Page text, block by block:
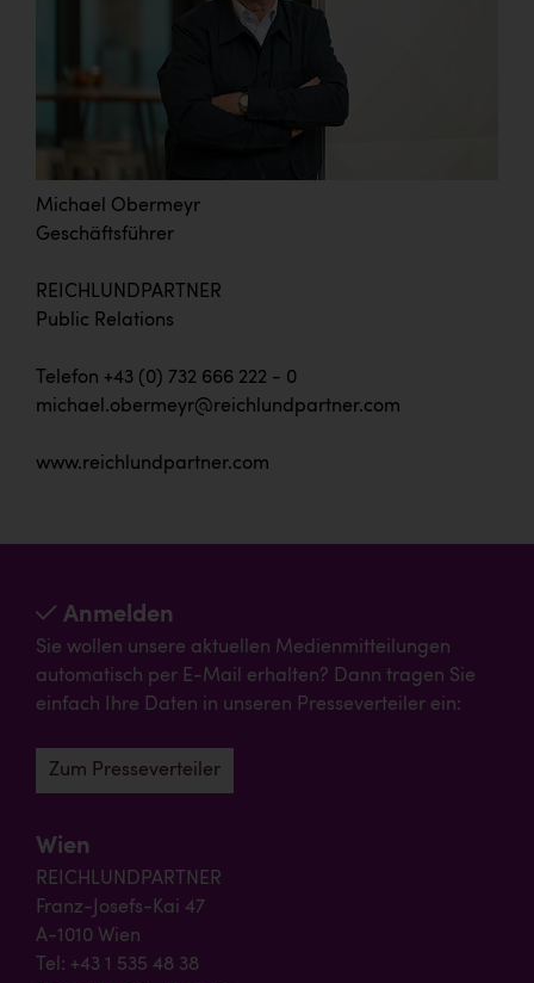
Michael Obermeyr
Geschäftsführer
REICHLUNDPARTNER
Public Relations
Telefon +43 (0) 732 666 222 - 0
michael.obermeyr@reichlundpartner.com
www.reichlundpartner.com
Anmelden
Sie wollen unsere aktuellen Medienmitteilungen
automatisch per E-Mail erhalten? Dann tragen Sie
einfach Ihre Daten in unseren Presseverteiler ein:
Zum Presseverteiler
Wien
REICHLUNDPARTNER
Franz-Josefs-Kai 47
A-1010 Wien
Tel: +43 1 535 48 38